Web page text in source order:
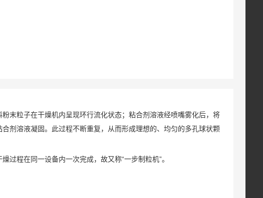
末粒子在干燥机内呈现环行流化状态；粘合剂溶液经喷嘴雾化后，将
剂溶液凝固。此过程不断重复，从而形成理想的、均匀的多孔球状颗
过程在同一设备内一次完成，故又称“一步制粒机”。